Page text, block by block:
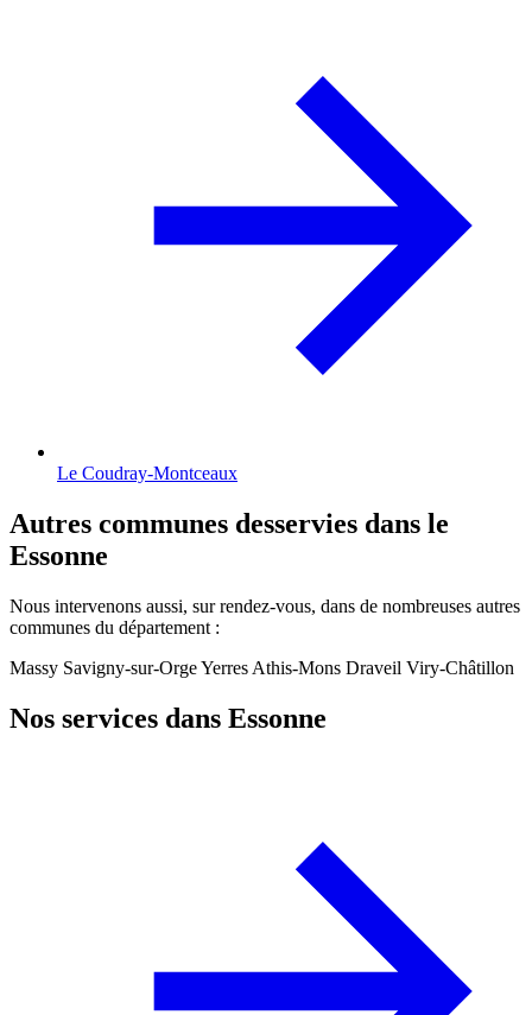
Le Coudray-Montceaux
Autres communes desservies dans le
Essonne
Nous intervenons aussi, sur rendez-vous, dans de nombreuses autres
communes du département :
Massy Savigny-sur-OrgeYerres Athis-Mons Draveil Viry-Châtillon
Nos services dans Essonne